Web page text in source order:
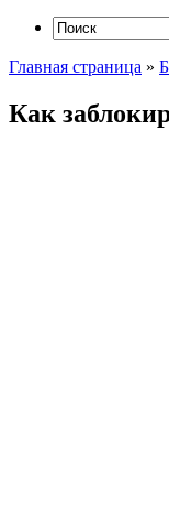
Главная страница »
Как